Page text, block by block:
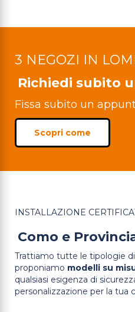
3 NEGOZI IN
Richiedi subito
Fissa subito un
Scopri come
INSTALLAZIONE
Como e
Trattiamo tutte le tipologie
proponiamo modelli su
qualsiasi esigenza di
personalizzazione per la tua